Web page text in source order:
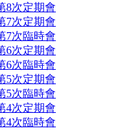
8次定期會
7次定期會
7次臨時會
6次定期會
6次臨時會
5次定期會
5次臨時會
4次定期會
4次臨時會